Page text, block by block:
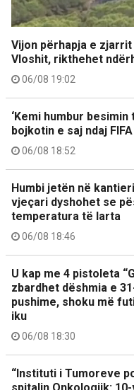
Vijon përhapja e
Vloshit, rikthehet
06/08 19:02
‘Kemi humbur
bojkotin e saj ndaj FIFA
06/08 18:52
Humbi jetën në
vjeçari dyshohet se
temperatura të larta
06/08 18:46
U kap me 4 pistoleta
zbardhet dëshmia e
pushime, shoku më
iku
06/08 18:30
“Instituti i Tumoreve